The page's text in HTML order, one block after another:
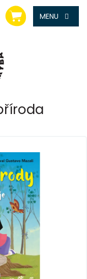
NÁKUPNÍ
KOŠÍK